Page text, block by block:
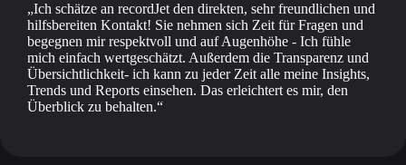
Ich schätze an recordJet den direkten, sehr freundlichen und
hilfsbereiten Kontakt! Sie nehmen sich Zeit für Fragen und
begegnen mir respektvoll und auf Augenhöhe - Ich fühle
mich einfach wertgeschätzt. Außerdem die Transparenz und
Übersichtlichkeit- ich kann zu jeder Zeit alle meine Insights,
Trends und Reports einsehen. Das erleichtert es mir, den
Überblick zu behalten.